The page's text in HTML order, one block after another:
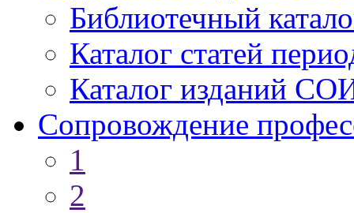
Библиотечный
Каталог статей
Каталог изданий
Сопровождение
1
2